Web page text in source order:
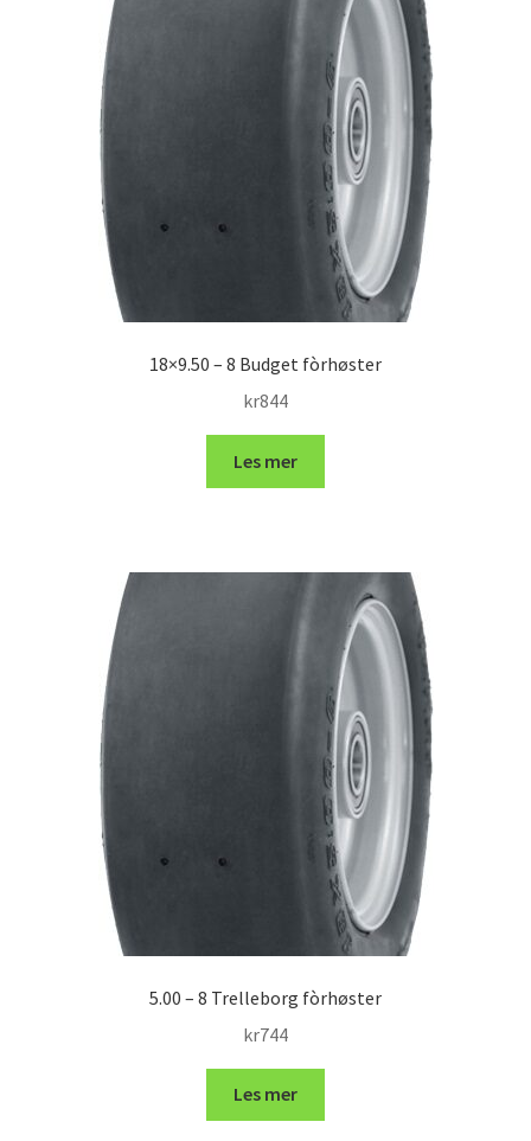
18×9.50 – 8 Budget fòrhøster
kr844
Les mer
5.00 – 8 Trelleborg fòrhøster
kr744
Les mer